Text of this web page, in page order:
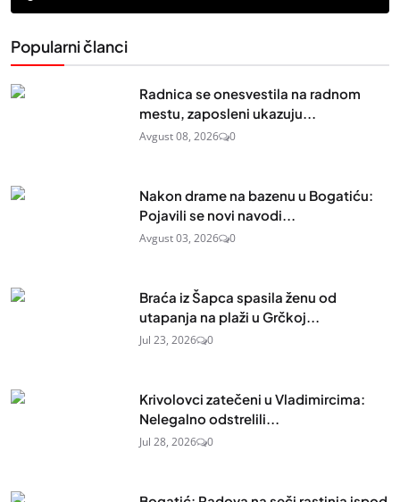
Popularni članci
Radnica se onesvestila na radnom
mestu, zaposleni ukazuju...
Avgust 08, 2026 0
Nakon drame na bazenu u Bogatiću:
Pojavili se novi navodi...
Avgust 03, 2026 0
Braća iz Šapca spasila ženu od
utapanja na plaži u Grčkoj...
Jul 23, 2026 0
Krivolovci zatečeni u Vladimircima:
Nelegalno odstrelili...
Jul 28, 2026 0